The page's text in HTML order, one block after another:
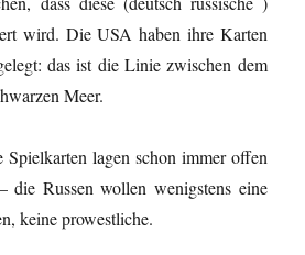
wird. Die USA haben ihre Karten
das ist die Linie zwischen dem
Meer.
Spielkarten lagen schon immer offen
die Russen wollen wenigstens eine
keine prowestliche.